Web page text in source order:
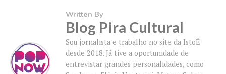
Written By
Blog Pira Cultural
Sou jornalista e trabalho no site da IstoÉ
desde 2018. Já tive a oportunidade de
entrevistar grandes personalidades, como